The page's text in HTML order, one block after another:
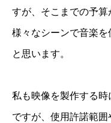
すが、そこまでの予算
様々なシーンで音楽
と思います。
私も映像を製作する
ですが、使用許諾範